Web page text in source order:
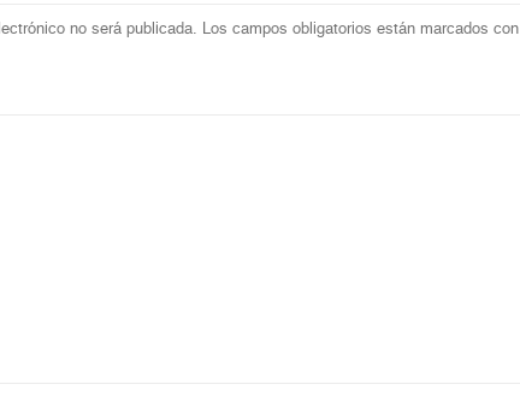
no será publicada. Los campos obligatorios están marcados con